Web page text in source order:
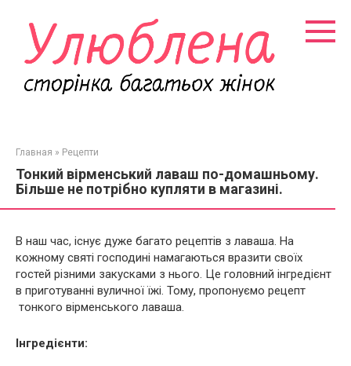
контенту
Главная » Рецепти
Тонкий вірменський лаваш по-домашньому.
Більше не потрібно купляти в магазині.
В наш час, існує дуже багато рецептів з лаваша. На
кожному святі господині намагаються вразити своїх
гостей різними закусками з нього. Це головний інгредієнт
в приготуванні вуличної їжі. Тому, пропонуємо рецепт
тонкого вірменського лаваша.
Інгредієнти: